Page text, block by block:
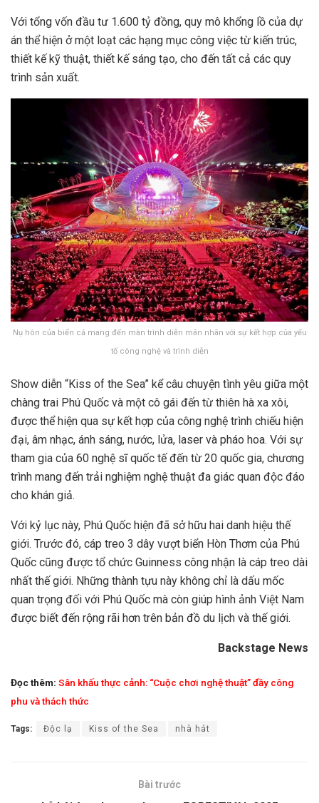
Với tổng vốn đầu tư 1.600 tỷ đồng, quy mô khổng lồ của dự
án thể hiện ở một loạt các hạng mục công việc từ kiến trúc,
thiết kế kỹ thuật, thiết kế sáng tạo, cho đến tất cả các quy
trình sản xuất.
Nụ hôn của biển cả mang đến màn trình diễn mãn nhãn với sự kết hợp của yếu
tố công nghệ và trình diễn
Show diễn “Kiss of the Sea” kể câu chuyện tình yêu giữa một
chàng trai Phú Quốc và một cô gái đến từ thiên hà xa xôi,
được thể hiện qua sự kết hợp của công nghệ trình chiếu hiện
đại, âm nhạc, ánh sáng, nước, lửa, laser và pháo hoa. Với sự
tham gia của 60 nghệ sĩ quốc tế đến từ 20 quốc gia, chương
trình mang đến trải nghiệm nghệ thuật đa giác quan độc đáo
cho khán giả.
Với kỷ lục này, Phú Quốc hiện đã sở hữu hai danh hiệu thế
giới. Trước đó, cáp treo 3 dây vượt biển Hòn Thơm của Phú
Quốc cũng được tổ chức Guinness công nhận là cáp treo dài
nhất thế giới. Những thành tựu này không chỉ là dấu mốc
quan trọng đối với Phú Quốc mà còn giúp hình ảnh Việt Nam
được biết đến rộng rãi hơn trên bản đồ du lịch và thế giới.
Backstage News
Đọc thêm: Sân khấu thực cảnh: “Cuộc chơi nghệ thuật” đầy công
phu và thách thức
Tags: Độc lạ Kiss of the Sea nhà hát
Bài trước